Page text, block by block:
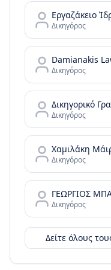
Εργαζάκειο
Δικηγόρος
Damianakis
Δικηγόρος
Δικηγόρος
Χαμιλάκη
Δικηγόρος
Δικηγόρος
Δείτε όλους